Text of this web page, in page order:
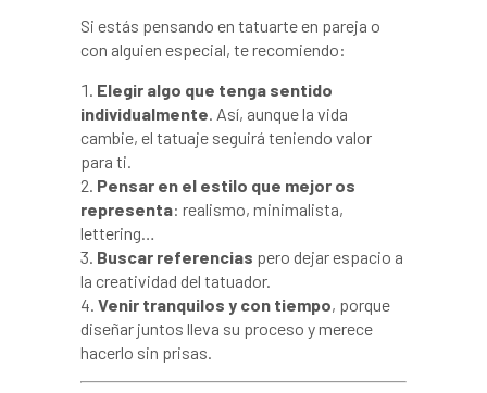
Si estás pensando en tatuarte en pareja o
con alguien especial, te recomiendo:
Elegir algo que tenga sentido
individualmente. Así, aunque la vida
cambie, el tatuaje seguirá teniendo valor
para ti.
Pensar en el estilo que mejor os
representa: realismo, minimalista,
lettering…
Buscar referencias pero dejar espacio a
la creatividad del tatuador.
Venir tranquilos y con tiempo, porque
diseñar juntos lleva su proceso y merece
hacerlo sin prisas.